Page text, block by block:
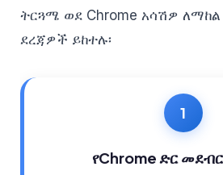
ትርጓሜ ወደ Chrome አሳሽዎ ለማከል
ደረጃዎች ይከተሉ፡
የChrome ድር